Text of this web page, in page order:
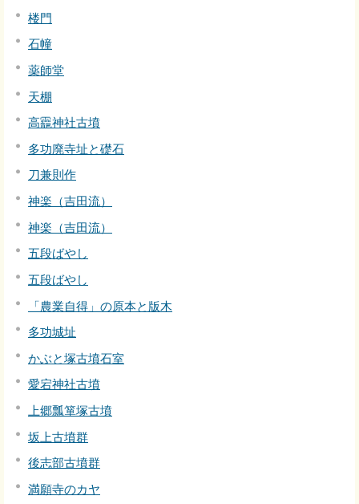
楼門
石幢
薬師堂
天棚
高龗神社古墳
多功廃寺址と礎石
刀兼則作
神楽（吉田流）
神楽（吉田流）
五段ばやし
五段ばやし
「農業自得」の原本と版木
多功城址
かぶと塚古墳石室
愛宕神社古墳
上郷瓢箪塚古墳
坂上古墳群
後志部古墳群
満願寺のカヤ